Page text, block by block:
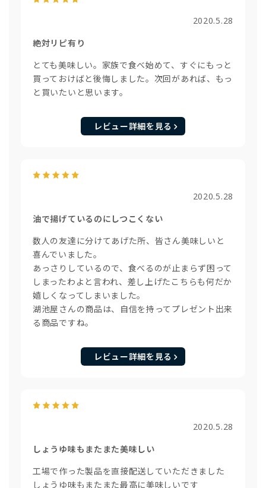
2020.5.28
絶対リピ有り
とても美味しい。家族で食べ始めて、すぐにもっと
買っておけばと後悔しました。次回があれば、もっ
と買いたいと思います。
レビュー詳細を見る
2020.5.28
油で揚げているのにしつこくない
数人の友達に分けてあげた所、皆さん美味しいと
喜んでいました。
あっさりしているので、食べるのが止まらず困って
しまったわよと言われ、差し上げたこちらも何だか
嬉しくなってしまいました。
湖池屋さんの商品は、自信を持ってプレゼント出来
る商品ですね。
レビュー詳細を見る
2020.5.28
しょうゆ味もまたまた美味しい
工場で作った製品を直接配送していただきました
しょうゆ味もまたまた最高に美味しいです